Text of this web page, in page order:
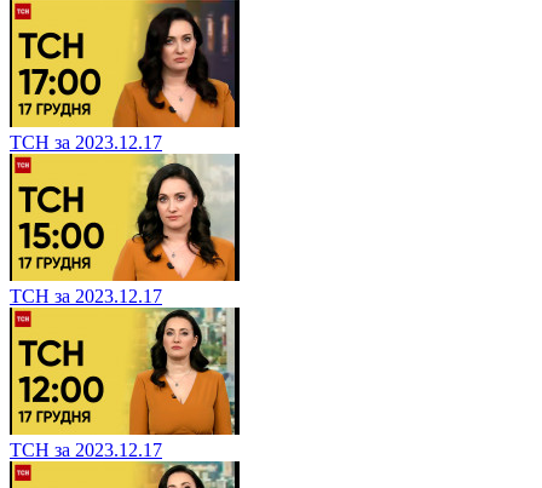
ТСН за 2023.12.17
ТСН за 2023.12.17
ТСН за 2023.12.17